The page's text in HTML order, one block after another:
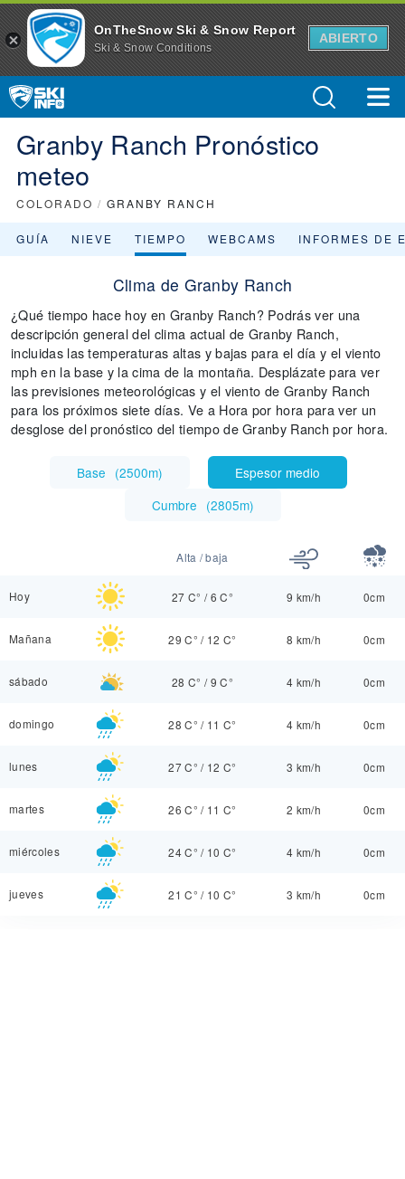
OnTheSnow Ski & Snow Report
Ski & Snow Conditions
ABIERTO
Granby Ranch Pronóstico
meteo
COLORADO / GRANBY RANCH
GUÍA NIEVE TIEMPO WEBCAMS INFORMES DE
Clima de Granby Ranch
¿Qué tiempo hace hoy en Granby Ranch? Podrás ver una
descripción general del clima actual de Granby Ranch,
incluidas las temperaturas altas y bajas para el día y el viento
mph en la base y la cima de la montaña. Desplázate para ver
las previsiones meteorológicas y el viento de Granby Ranch
para los próximos siete días. Ve a Hora por hora para ver un
desglose del pronóstico del tiempo de Granby Ranch por hora.
Base (2500m)
Espesor medio
Cumbre (2805m)
Alta / baja
Hoy 27 C° / 6 C° 9 km/h 0cm
Mañana 29 C° / 12 C° 8 km/h 0cm
sábado 28 C° / 9 C° 4 km/h 0cm
domingo 28 C° / 11 C° 4 km/h 0cm
lunes 27 C° / 12 C° 3 km/h 0cm
martes 26 C° / 11 C° 2 km/h 0cm
miércoles 24 C° / 10 C° 4 km/h 0cm
jueves 21 C° / 10 C° 3 km/h 0cm